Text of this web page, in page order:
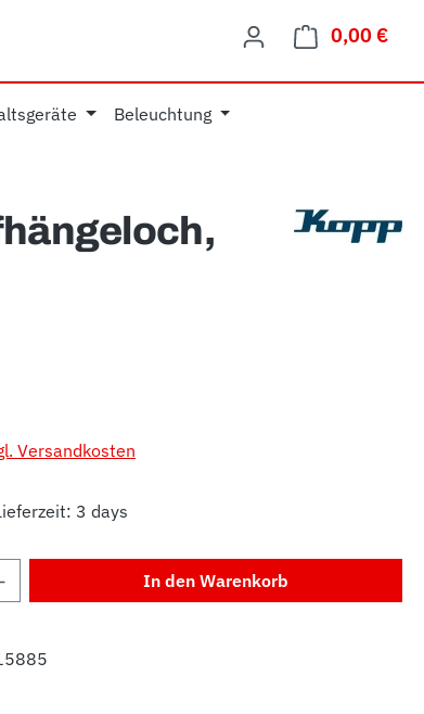
0,00 €
Beleuchtung
Versandkosten
3 days
Gib den gewünschten Wert ein
In den Warenkorb